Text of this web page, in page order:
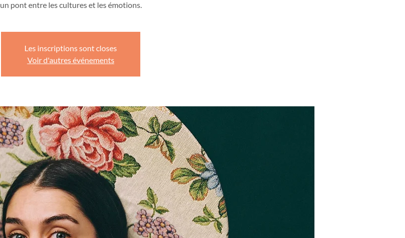
un pont entre les cultures et les émotions.
Les inscriptions sont closes
Voir d'autres événements